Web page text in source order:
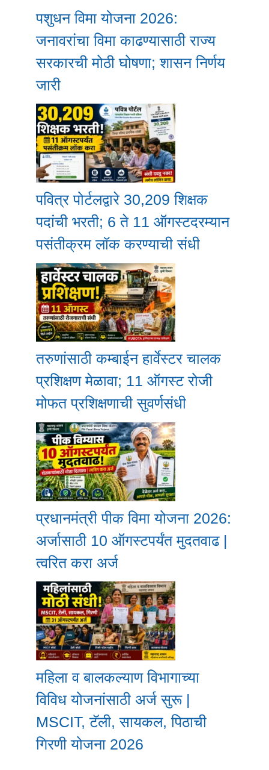
पशुधन विमा योजना 2026:
जनावरांचा विमा काढण्यासाठी राज्य
सरकारची मोठी घोषणा; शासन निर्णय
जारी
पवित्र पोर्टलद्वारे 30,209 शिक्षक
पदांची भरती; 6 ते 11 ऑगस्टदरम्यान
पसंतीक्रम लॉक करण्याची संधी
तरुणांसाठी कम्बाईन हार्वेस्टर चालक
प्रशिक्षण मेळावा; 11 ऑगस्ट रोजी
मोफत प्रशिक्षणाची सुवर्णसंधी
प्रधानमंत्री पीक विमा योजना 2026:
अर्जासाठी 10 ऑगस्टपर्यंत मुदतवाढ |
त्वरित करा अर्ज
महिला व बालकल्याण विभागाच्या
विविध योजनांसाठी अर्ज सुरू |
MSCIT, टॅली, सायकल, पिठाची
गिरणी योजना 2026